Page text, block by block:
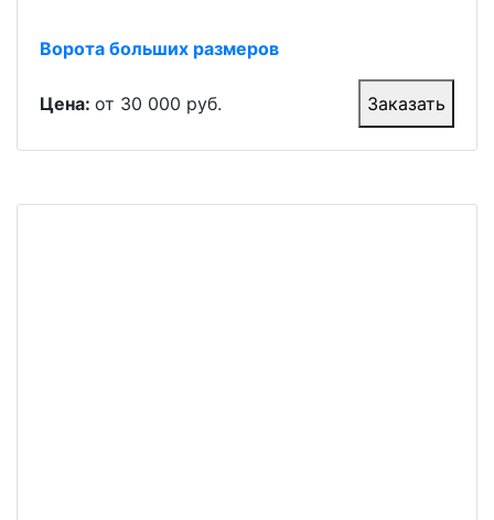
Ворота больших размеров
Цена: от 30 000 руб. Заказать